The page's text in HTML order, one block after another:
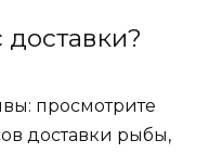
просмотрите
доставки рыбы,